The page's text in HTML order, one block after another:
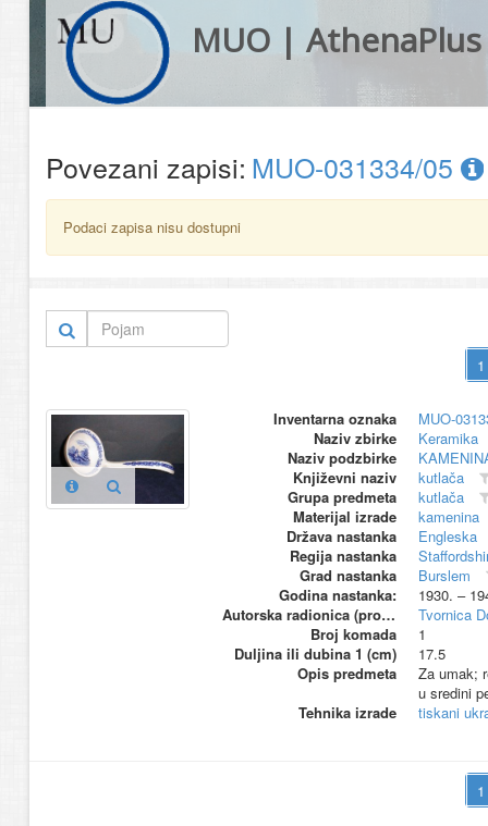
MUO | AthenaPlus
Povezani zapisi: MUO-031334/05
Podaci zapisa nisu dostupni
Inventarna oznaka
MUO-
Naziv zbirke
Keramika
Naziv podzbirke
Književni naziv
kutlača
Grupa predmeta
kutlača
Materijal izrade
kamenina
Država nastanka
Engleska
Regija nastanka
Grad nastanka
Burslem
Godina nastanka:
1930. –
Autorska radionica (proizvođač)
Tvornica
Broj komada
1
Duljina ili dubina 1 (cm)
17.5
Opis predmeta
Za umak;
u sredini
Tehnika izrade
tiskani